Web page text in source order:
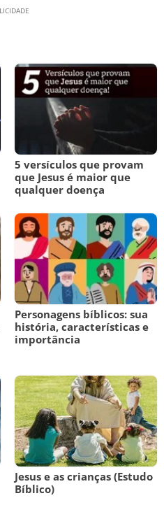
5 versículos que provam
que Jesus é maior que
qualquer doença
Personagens bíblicos: sua
história, características e
importância
Jesus e as crianças (Estudo
Bíblico)